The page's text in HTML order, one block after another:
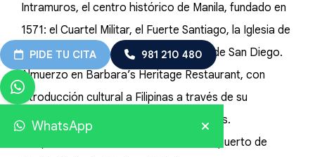
Intramuros, el centro histórico de Manila, fundado en
1571: el Cuartel Militar, el Fuerte Santiago, la Iglesia de
San Agustín, Casa Manila y el Baluarte de San Diego.
Almuerzo en Barbara’s Heritage Restaurant, con
introducción cultural a Filipinas a través de su
gastronomía, canciones y danzas locales.
Después del almuerzo, traslado al aeropuerto de
PIDE TU CITA 981 210 480
WhatsApp